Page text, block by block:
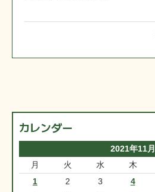
カレンダー
2021年11月
月
火 水 木
1 2 3 4